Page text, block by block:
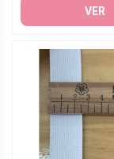
VER